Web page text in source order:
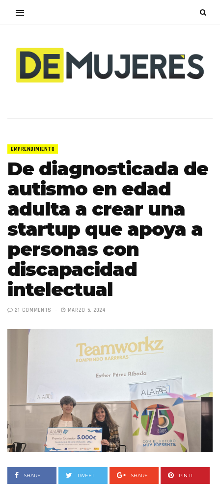
EMPRENDIMIENTO
De diagnosticada de
autismo en edad
adulta a crear una
startup que apoya a
personas con
discapacidad
intelectual
21 COMMENTS MARZO 5, 2024
SHARE TWEET SHARE PIN IT